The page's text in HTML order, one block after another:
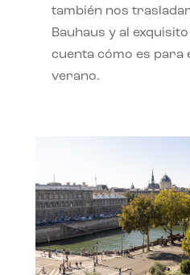
también nos
Bauhaus y al
cuenta cómo es para
verano.